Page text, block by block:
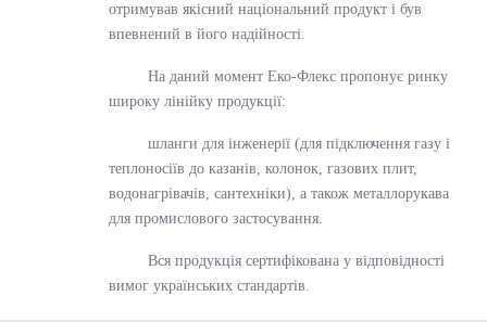
отримував якісний національний продукт і був
впевнений в його надійності.
На даний момент Еко-Флекс пропонує ринку
широку лінійку продукції:
шланги для інженерії (для підключення газу і
теплоносіїв до казанів, колонок, газових плит,
водонагрівачів, сантехніки), а також металлорукава
для промислового застосування.
Вся продукція сертифікована у відповідності
вимог українських стандартів.